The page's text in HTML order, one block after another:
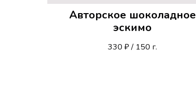
Авторское шоколадное
эскимо
330 ₽ / 150 г.